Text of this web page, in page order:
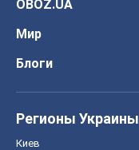
OBOZ.UA
Мир
Блоги
Регионы Украины
Киев